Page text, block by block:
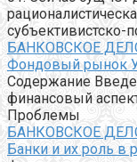
субъективистско-
БАНКОВСКОЕ
Фондовый рынок
Содержание
финансовый
Проблемы
БАНКОВСКОЕ
Банки и их роль в